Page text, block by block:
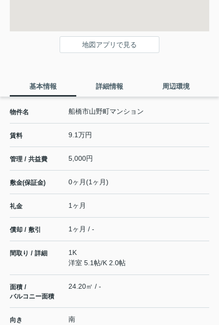
地図アプリで見る
基本情報 詳細情報 周辺環境
物件名 船橋市山野町マンション
賃料 9.1万円
管理 / 共益費 5,000円
敷金(保証金) 0ヶ月(1ヶ月)
礼金 1ヶ月
償却 / 敷引 1ヶ月 / -
間取り / 詳細
1K
洋室 5.1帖/K 2.0帖
面積 /
バルコニー面積
24.20㎡ / -
向き 南